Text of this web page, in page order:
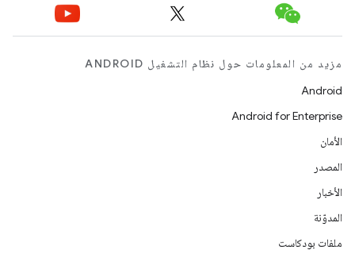
مزيد من المعلومات حول نظام التشغيل ANDROID
Android
Android for Enterprise
الأمان
المصدر
الأخبار
المدوّنة
ملفات بودكاست